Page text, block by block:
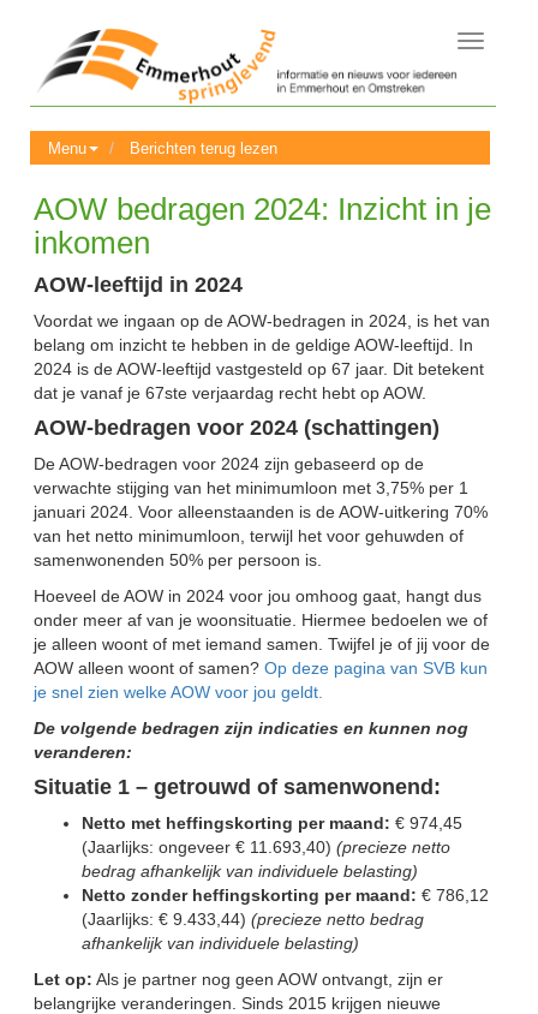
Toggle
Menu Berichten terug lezen
AOW bedragen 2024: Inzicht in je
inkomen
AOW-leeftijd in 2024
Voordat we ingaan op de AOW-bedragen in 2024, is het van
belang om inzicht te hebben in de geldige AOW-leeftijd. In
2024 is de AOW-leeftijd vastgesteld op 67 jaar. Dit betekent
dat je vanaf je 67ste verjaardag recht hebt op AOW​.
AOW-bedragen voor 2024 (schattingen)
De AOW-bedragen voor 2024 zijn gebaseerd op de
verwachte stijging van het minimumloon met 3,75% per 1
januari 2024. Voor alleenstaanden is de AOW-uitkering 70%
van het netto minimumloon, terwijl het voor gehuwden of
samenwonenden 50% per persoon is.
Hoeveel de AOW in 2024 voor jou omhoog gaat, hangt dus
onder meer af van je woonsituatie. Hiermee bedoelen we of
je alleen woont of met iemand samen. Twijfel je of jij voor de
AOW alleen woont of samen? Op deze pagina van SVB kun
je snel zien welke AOW voor jou geldt.
De volgende bedragen zijn indicaties en kunnen nog
veranderen:
Situatie 1 – getrouwd of samenwonend:
Netto met heffingskorting per maand: € 974,45
(Jaarlijks: ongeveer € 11.693,40) (precieze netto
bedrag afhankelijk van individuele belasting)
Netto zonder heffingskorting per maand: € 786,12
(Jaarlijks: € 9.433,44) (precieze netto bedrag
afhankelijk van individuele belasting)
Let op: Als je partner nog geen AOW ontvangt, zijn er
belangrijke veranderingen. Sinds 2015 krijgen nieuwe